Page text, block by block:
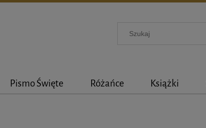
Pismo Święte Różańce Książki